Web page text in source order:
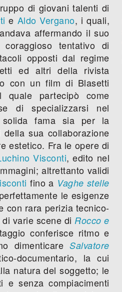
di giovani talenti di
e Aldo Vergano, i quali,
affermando il suo
tentativo di
opposti dal regime
ed altri della rivista
con un film di Blasetti
quale partecipò come
di specializzarsi nel
solida fama sia per la
sua collaborazione
estetico. Fra le opere di
Visconti, edito nel
altrettanto validi
fino a Vaghe stelle
le esigenze
con rara perizia tecnico-
varie scene di Rocco e
conferisce ritmo e
dimenticareSalvatore
documentario, la cui
natura del soggetto; le
e senza compiacimenti